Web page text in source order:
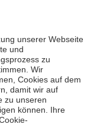
Hilfe e.V.